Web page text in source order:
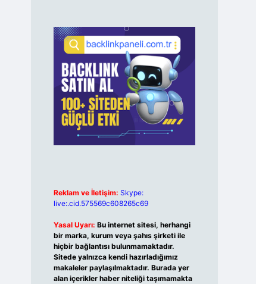
Reklam ve İletişim: Skype:
live:.cid.575569c608265c69
Yasal Uyarı: Bu internet sitesi, herhangi
bir marka, kurum veya şahıs şirketi ile
hiçbir bağlantısı bulunmamaktadır.
Sitede yalnızca kendi hazırladığımız
makaleler paylaşılmaktadır. Burada yer
alan içerikler haber niteliği taşımamakta